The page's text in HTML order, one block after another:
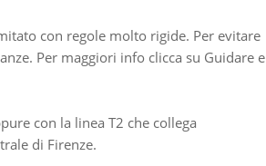
con regole molto rigide. Per evitare
Per maggiori info clicca su Guidare e
con la linea T2 che collega
di Firenze.